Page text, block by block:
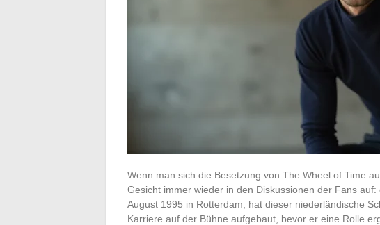
Wenn man sich die Besetzung von The Wheel of Time
Gesicht immer wieder in den Diskussionen der Fans
August 1995 in Rotterdam, hat dieser niederländische
Karriere auf der Bühne aufgebaut, bevor er eine Rolle